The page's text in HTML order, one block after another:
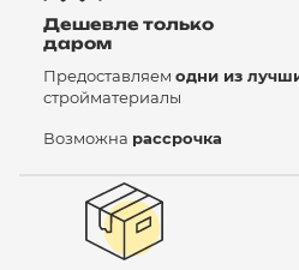
Дешевле только
даром
Предоставляем одни из
стройматериалы
Возможна рассрочка